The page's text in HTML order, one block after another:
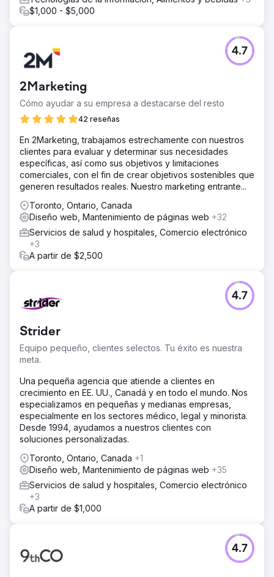
$1,000 - $5,000
2Marketing
Cómo ayudar a su empresa a destacarse del resto
42 reseñas
4.7
En 2Marketing, trabajamos estrechamente con nuestros
clientes para evaluar y determinar sus necesidades
específicas, así como sus objetivos y limitaciones
comerciales, con el fin de crear objetivos sostenibles que
generen resultados reales. Nuestro marketing entrante...
Toronto, Ontario, Canada
Diseño web, Mantenimiento de páginas web +32
Servicios de salud y hospitales, Comercio electrónico
+3
A partir de $2,500
Strider
Equipo pequeño, clientes selectos. Tu éxito es nuestra
meta.
4.7
Una pequeña agencia que atiende a clientes en
crecimiento en EE. UU., Canadá y en todo el mundo. Nos
especializamos en pequeñas y medianas empresas,
especialmente en los sectores médico, legal y minorista.
Desde 1994, ayudamos a nuestros clientes con
soluciones personalizadas.
Toronto, Ontario, Canada +1
Diseño web, Mantenimiento de páginas web +35
Servicios de salud y hospitales, Comercio electrónico
+3
A partir de $1,000
4.7